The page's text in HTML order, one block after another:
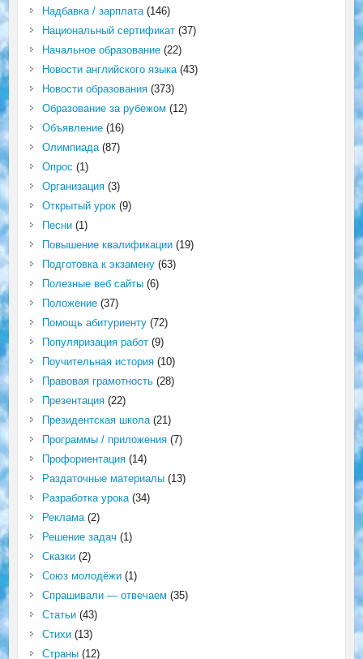
Надбавка / зарплата(146)
Национальный сертификат(37)
Начальное образование(22)
Новости английского языка(43)
Новости образования(373)
Образование за рубежом (12)
Объявление(16)
Олимпиада(87)
Опрос (1)
Организация(3)
Открытый урок(9)
Песни(1)
Повышение квалификации(19)
Подготовка к экзамену(63)
Полезные веб сайты(6)
Положение(37)
Помощь абитуриенту(72)
Популяризация работ(9)
Поучительная история(10)
Правовая грамотность(28)
Презентация(22)
Президентская школа(21)
Программы / приложения(7)
Профориентация(14)
Раздаточные материалы(13)
Разработка урока(34)
Реклама(2)
Решение задач (1)
Сказки(2)
Союз молодёжи(1)
Спрашивали — отвечаем (35)
Статьи(43)
Стихи(13)
Страны(12)